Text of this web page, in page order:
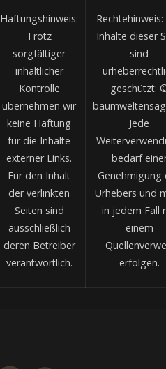
Haftungshinweis:
Trotz
sorgfältiger
inhaltlicher
Kontrolle
übernehmen wir
keine Haftung
für die Inhalte
externer Links.
Für den Inhalt
der verlinkten
Seiten sind
ausschließlich
deren Betreiber
verantwortlich.
Rechtehinweis:
Inhalte dieser
sind
geschützt:
Jede
bedarf
Genehmigung
Urhebers und
in jedem Fall
einem
erfolgen.